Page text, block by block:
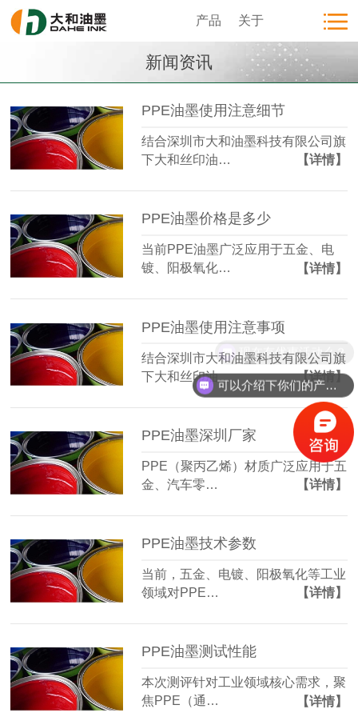
产品 关于
新闻资讯
PPE油墨使用注意细节
结合深圳市大和油墨科技有限公司旗
下大和丝印油…
【详情】
PPE油墨价格是多少
当前PPE油墨广泛应用于五金、电
镀、阳极氧化…
【详情】
PPE油墨使用注意事项
结合深圳市大和油墨科技有限公司旗
下大和丝印油…
【详情】
PPE油墨深圳厂家
PPE（聚丙乙烯）材质广泛应用于五
金、汽车零…
【详情】
PPE油墨技术参数
当前，五金、电镀、阳极氧化等工业
领域对PPE…
【详情】
PPE油墨测试性能
本次测评针对工业领域核心需求，聚
焦PPE（通…
【详情】
可以介绍下你们的产品么？
现在有优惠活动么？